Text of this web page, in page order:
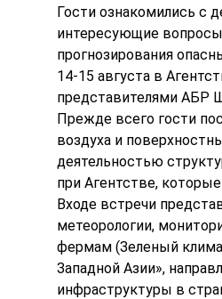
Гости ознакомились с
интересующие
прогнозирования
14-15 августа в
представителями АБР
Прежде всего гости
воздуха и
деятельностью
при Агентстве,
Входе встречи
метеорологии,
фермам (Зеленый
Западной Азии»,
инфраструктуры в